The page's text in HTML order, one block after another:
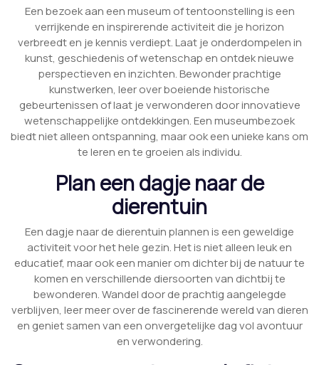
Een bezoek aan een museum of tentoonstelling is een
verrijkende en inspirerende activiteit die je horizon
verbreedt en je kennis verdiept. Laat je onderdompelen in
kunst, geschiedenis of wetenschap en ontdek nieuwe
perspectieven en inzichten. Bewonder prachtige
kunstwerken, leer over boeiende historische
gebeurtenissen of laat je verwonderen door innovatieve
wetenschappelijke ontdekkingen. Een museumbezoek
biedt niet alleen ontspanning, maar ook een unieke kans om
te leren en te groeien als individu.
Plan een dagje naar de
dierentuin
Een dagje naar de dierentuin plannen is een geweldige
activiteit voor het hele gezin. Het is niet alleen leuk en
educatief, maar ook een manier om dichter bij de natuur te
komen en verschillende diersoorten van dichtbij te
bewonderen. Wandel door de prachtig aangelegde
verblijven, leer meer over de fascinerende wereld van dieren
en geniet samen van een onvergetelijke dag vol avontuur
en verwondering.